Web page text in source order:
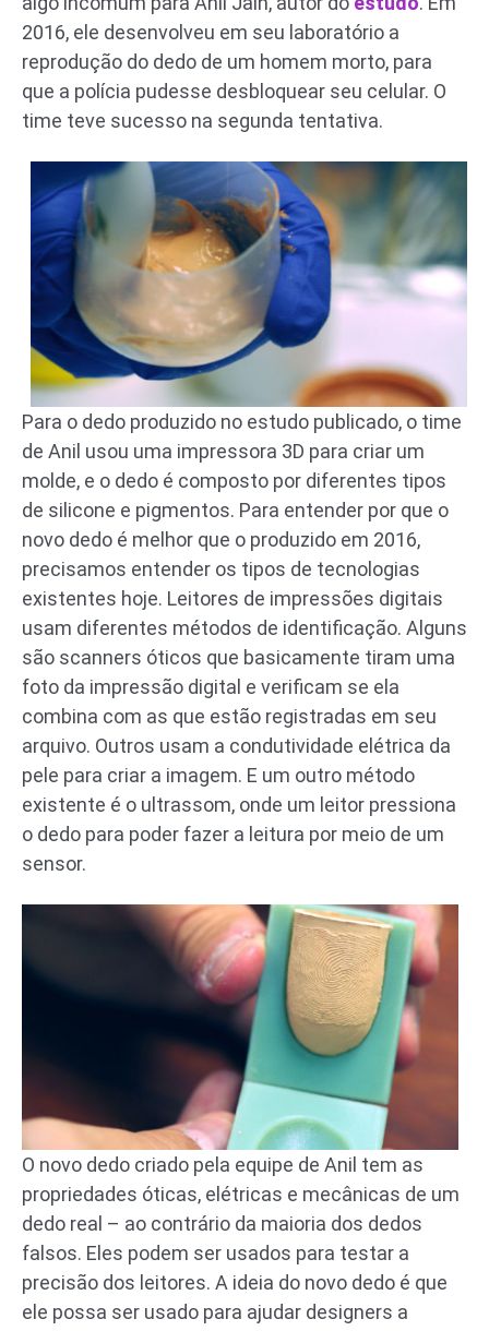
2016, ele desenvolveu em seu laboratório a
reprodução do dedo de um homem morto, para
que a polícia pudesse desbloquear seu celular. O
time teve sucesso na segunda tentativa.
Para o dedo produzido no estudo publicado, o time
de Anil usou uma impressora 3D para criar um
molde, e o dedo é composto por diferentes tipos
de silicone e pigmentos. Para entender por que o
novo dedo é melhor que o produzido em 2016,
precisamos entender os tipos de tecnologias
existentes hoje. Leitores de impressões digitais
usam diferentes métodos de identificação. Alguns
são scanners óticos que basicamente tiram uma
foto da impressão digital e verificam se ela
combina com as que estão registradas em seu
arquivo. Outros usam a condutividade elétrica da
pele para criar a imagem. E um outro método
existente é o ultrassom, onde um leitor pressiona
o dedo para poder fazer a leitura por meio de um
sensor.
O novo dedo criado pela equipe de Anil tem as
propriedades óticas, elétricas e mecânicas de um
dedo real – ao contrário da maioria dos dedos
falsos. Eles podem ser usados para testar a
precisão dos leitores. A ideia do novo dedo é que
ele possa ser usado para ajudar designers a